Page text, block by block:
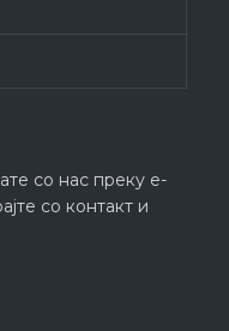
со нас преку е-
со контакт и